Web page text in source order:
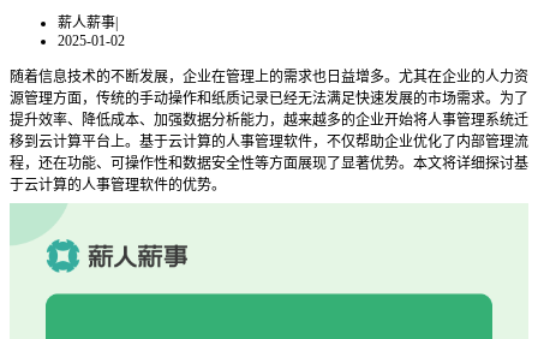
薪人薪事|
2025-01-02
随着信息技术的不断发展，企业在管理上的需求也日益增多。尤其在企业的人力资
源管理方面，传统的手动操作和纸质记录已经无法满足快速发展的市场需求。为了
提升效率、降低成本、加强数据分析能力，越来越多的企业开始将人事管理系统迁
移到云计算平台上。基于云计算的人事管理软件，不仅帮助企业优化了内部管理流
程，还在功能、可操作性和数据安全性等方面展现了显著优势。本文将详细探讨基
于云计算的人事管理软件的优势。